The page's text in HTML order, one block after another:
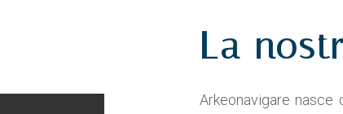
La
Arkeonavigare nasce